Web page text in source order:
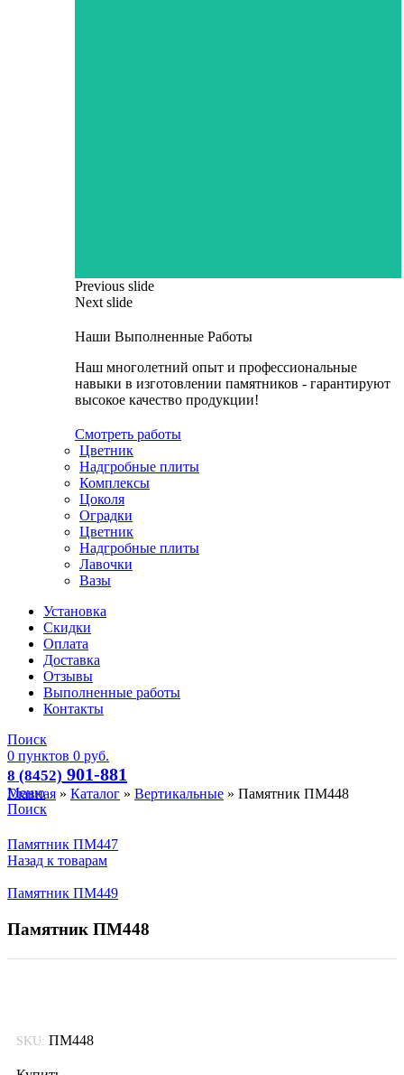
Previous slide
Next slide
Наши Выполненные Работы
Наш многолетний опыт и профессиональные
навыки в изготовлении памятников - гарантируют
высокое качество продукции!
Смотреть работы
Цветник
Надгробные плиты
Комплексы
Цоколя
Оградки
Цветник
Надгробные плиты
Лавочки
Вазы
Установка
Скидки
Оплата
Доставка
Отзывы
Выполненные работы
Контакты
Поиск
0 пунктов 0 руб.
8 (8452) 901-881
Меню
Поиск
Главная » Каталог » Вертикальные » Памятник ПМ448
Памятник ПМ447
Назад к товарам
Памятник ПМ449
Памятник ПМ448
SKU: ПМ448